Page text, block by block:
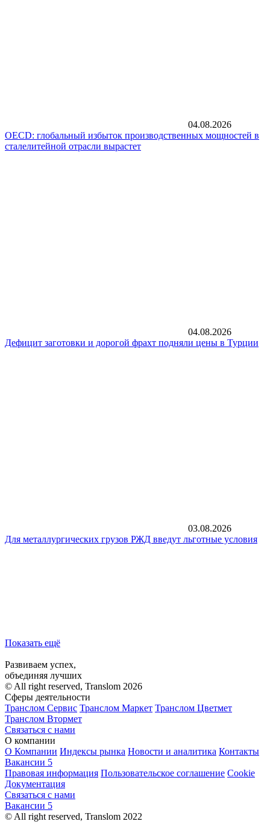
04.08.2026
OECD: глобальный избыток производственных мощностей в
сталелитейной отрасли вырастет
04.08.2026
Дефицит заготовки и дорогой фрахт подняли цены в Турции
03.08.2026
Для металлургических грузов РЖД введут льготные условия
Показать ещё
Развиваем успех,
объединяя лучших
© All right reserved, Translom 2026
Сферы деятельности
Транслом Сервис Транслом Маркет Транслом Цветмет
Транслом Втормет
Связаться с нами
О компании
О Компании Индексы рынка Новости и аналитика Контакты
Вакансии 5
Правовая информация Пользовательское соглашение Cookie
Документация
Связаться с нами
Вакансии 5
© All right reserved, Translom 2022